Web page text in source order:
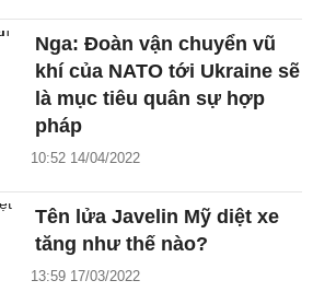
Nga: Đoàn vận chuyển vũ
khí của NATO tới Ukraine sẽ
là mục tiêu quân sự hợp
pháp
10:52 14/04/2022
Tên lửa Javelin Mỹ diệt xe
tăng như thế nào?
13:59 17/03/2022